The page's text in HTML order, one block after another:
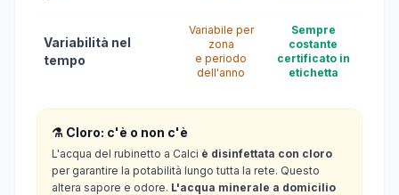
Variabilità nel
tempo
Variabile per
zona
e periodo
dell'anno
Sempre
costante
certificato in
etichetta
⚗️ Cloro: c'è o non c'è
L'acqua del rubinetto a Calci è disinfettata con cloro
per garantire la potabilità lungo tutta la rete. Questo
altera sapore e odore. L'acqua minerale a domicilio